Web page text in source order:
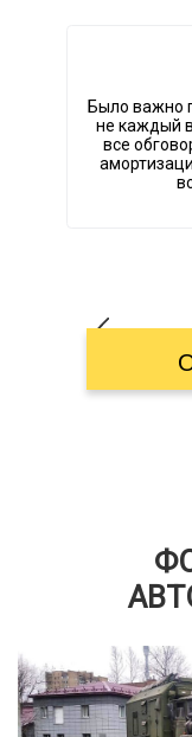
Было важно
не каждый
все